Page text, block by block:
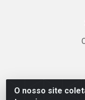
O nosso site
Linhavix